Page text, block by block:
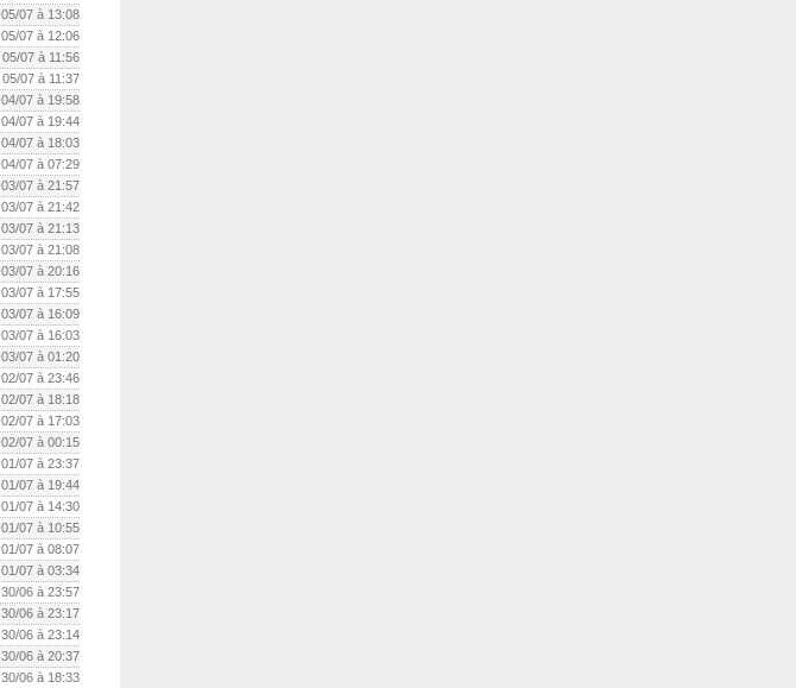
05/07 à 13:08
05/07 à 12:06
05/07 à 11:56
05/07 à 11:37
04/07 à 19:58
04/07 à 19:44
04/07 à 18:03
04/07 à 07:29
03/07 à 21:57
03/07 à 21:42
03/07 à 21:13
03/07 à 21:08
03/07 à 20:16
03/07 à 17:55
03/07 à 16:09
03/07 à 16:03
03/07 à 01:20
02/07 à 23:46
02/07 à 18:18
02/07 à 17:03
02/07 à 00:15
01/07 à 23:37
01/07 à 19:44
01/07 à 14:30
01/07 à 10:55
01/07 à 08:07
01/07 à 03:34
30/06 à 23:57
30/06 à 23:17
30/06 à 23:14
30/06 à 20:37
30/06 à 18:33